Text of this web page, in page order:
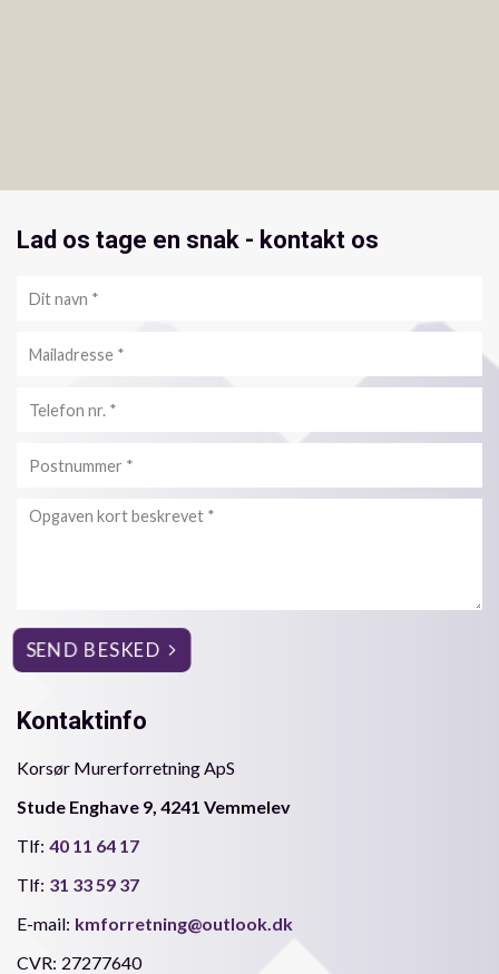
Kontaktinfo
Korsør Murerforretning ApS
Stude Enghave 9, 4241 Vemmelev
Tlf: 40 11 64 17
Tlf: 31 33 59 37
E-mail: kmforretning@outlook.dk
CVR: 27277640
Lad os tage en snak - kontakt os
Personlig
info